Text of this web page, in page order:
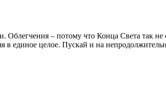
– потому что Конца Света так не
в единое целое. Пускай и на